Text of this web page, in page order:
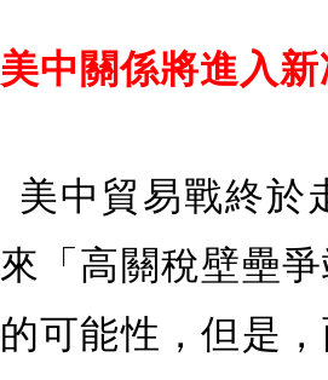
美中關係將進入
美中貿易戰終於
來「高關稅壁壘
的可能性，但是